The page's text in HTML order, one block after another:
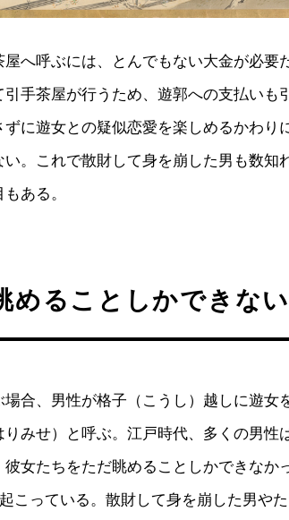
屋へ呼ぶには、とんでもない大金が必要
手茶屋が行うため、遊郭への支払いも
に遊女との疑似恋愛を楽しめるかわり
い。これで散財して身を崩した男も数知
ある。
めることしかできない
合、男性が格子（こうし）越しに遊女
みせ）と呼ぶ。江戸時代、多くの男性
女たちをただ眺めることしかできなか
こっている。散財して身を崩した男や